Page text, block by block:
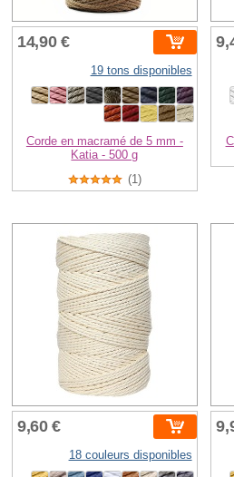
14,90 €
19 tons disponibles
Corde en macramé de 5 mm -
Katia - 500 g
(1)
9,60 €
18 couleurs disponibles